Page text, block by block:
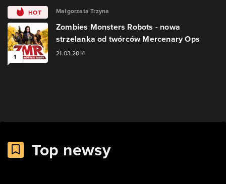
HOT
1
Małgorzata Trzyna
Zombies Monsters Robots - nowa
strzelanka od twórców Mercenary Ops
21.03.2014
Top newsy